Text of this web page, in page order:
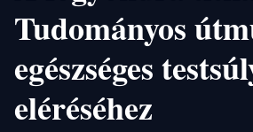
Tudományos
egészséges
eléréséhez